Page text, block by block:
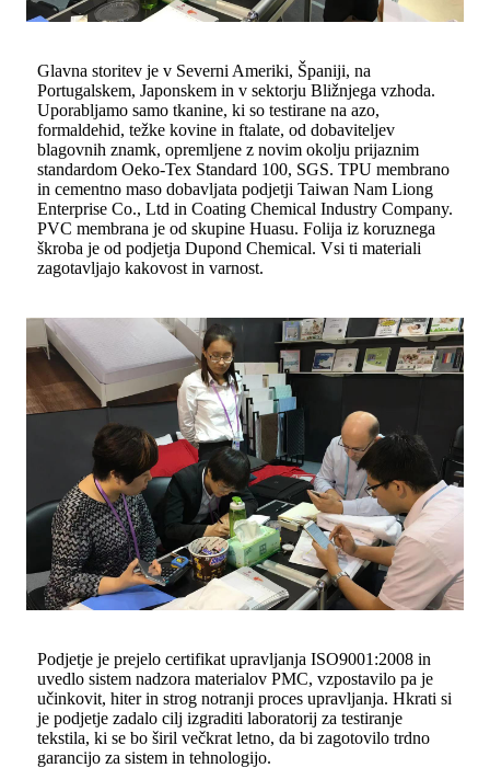
Glavna storitev je v Severni Ameriki, Španiji, na
Portugalskem, Japonskem in v sektorju Bližnjega vzhoda.
Uporabljamo samo tkanine, ki so testirane na azo,
formaldehid, težke kovine in ftalate, od dobaviteljev
blagovnih znamk, opremljene z novim okolju prijaznim
standardom Oeko-Tex Standard 100, SGS. TPU membrano
in cementno maso dobavljata podjetji Taiwan Nam Liong
Enterprise Co., Ltd in Coating Chemical Industry Company.
PVC membrana je od skupine Huasu. Folija iz koruznega
škroba je od podjetja Dupond Chemical. Vsi ti materiali
zagotavljajo kakovost in varnost.
Podjetje je prejelo certifikat upravljanja ISO9001:2008 in
uvedlo sistem nadzora materialov PMC, vzpostavilo pa je
učinkovit, hiter in strog notranji proces upravljanja. Hkrati si
je podjetje zadalo cilj izgraditi laboratorij za testiranje
tekstila, ki se bo širil večkrat letno, da bi zagotovilo trdno
garancijo za sistem in tehnologijo.